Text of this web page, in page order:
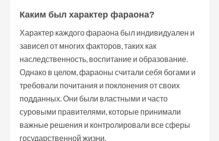
Каким был характер фараона?
Характер каждого фараона был индивидуален и
зависел от многих факторов, таких как
наследственность, воспитание и образование.
Однако в целом, фараоны считали себя богами и
требовали почитания и поклонения от своих
подданных. Они были властными и часто
суровыми правителями, которые принимали
важные решения и контролировали все сферы
государственной жизни.